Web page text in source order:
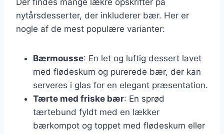
nytårsdesserter, der inkluderer bær. Her er
nogle af de mest populære varianter:
Bærmousse: En let og luftig dessert lavet
med flødeskum og purerede bær, der kan
serveres i glas for en elegant præsentation.
Tærte med friske bær: En sprød
tærtebund fyldt med en lækker
bærkompot og toppet med flødeskum eller